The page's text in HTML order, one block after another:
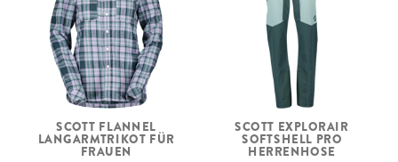
SCOTT FLANNEL
LANGARMTRIKOT FÜR
FRAUEN
SCOTT EXPLORAIR
SOFTSHELL PRO
HERRENHOSE